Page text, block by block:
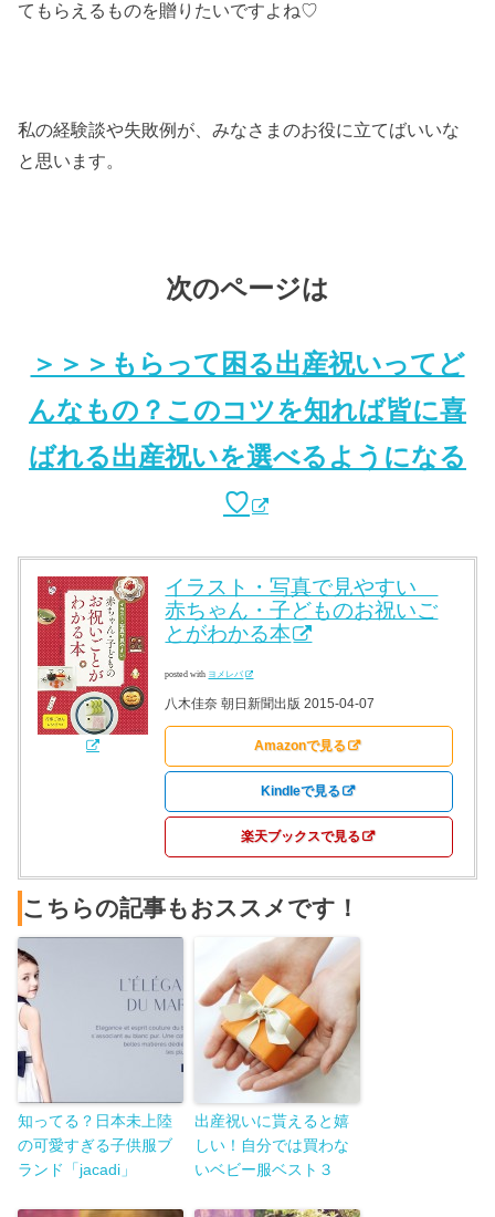
てもらえるものを贈りたいですよね♡
私の経験談や失敗例が、みなさまのお役に立てばいいな
と思います。
次のページは
＞＞＞もらって困る出産祝いってど
んなもの？ このコツを知れば皆に喜
ばれる出産祝いを選べるようになる
♡
イラスト・写真で見やすい
赤ちゃん・子どものお祝いご
とがわかる本
posted with ヨメレバ
八木佳奈 朝日新聞出版 2015-04-07
Amazonで見る
Kindleで見る
楽天ブックスで見る
こちらの記事もおススメです！
知ってる？日本未上陸
の可愛すぎる子供服ブ
ランド「jacadi」
出産祝いに貰えると嬉
しい！自分では買わな
いベビー服ベスト３